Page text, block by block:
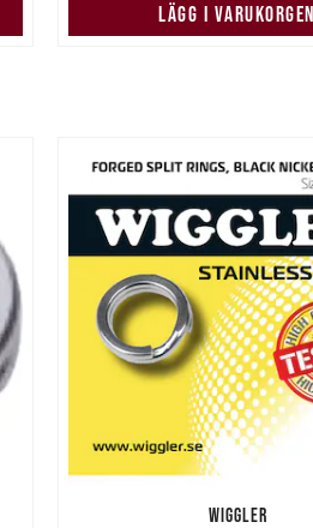
LÄGG I VARUKORGEN
WIGGLER